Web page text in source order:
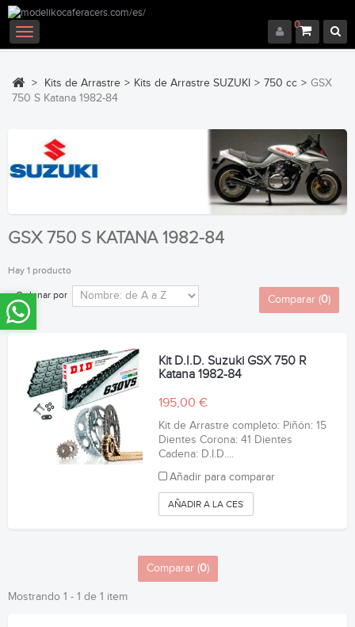
0
Navegación
Toggle
> Kits de Arrastre > Kits de Arrastre SUZUKI > 750 cc > GSX
750 S Katana 1982-84
GSX 750 S KATANA 1982-84
Hay 1 producto
Ordenar por Comparar (0)
Kit D.I.D. Suzuki GSX 750 R
Katana 1982-84
195,00 €
Kit de Arrastre completo: Piñón: 15
Dientes Corona: 41 Dientes
Cadena: D.I.D....
Añadir para comparar
AÑADIR A LA CESTA
Comparar (0)
Mostrando 1 - 1 de 1 item